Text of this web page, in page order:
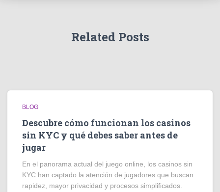
Related Posts
BLOG
Descubre cómo funcionan los casinos
sin KYC y qué debes saber antes de
jugar
En el panorama actual del juego online, los casinos sin
KYC han captado la atención de jugadores que buscan
rapidez, mayor privacidad y procesos simplificados.